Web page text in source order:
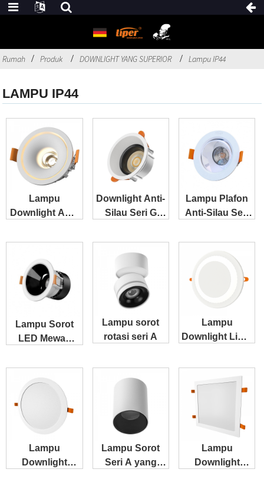
Rumah Produk DOWNLIGHT YANG SUPERIOR Lampu IP44
LAMPU IP44
Lampu
Downlight Anti-
G dengan
Samping
Downlight Anti-
Silau Seri G
Pertama
Lampu Plafon
Anti-Silau Seri
Lampu Sorot
LED Mewah
Lampu sorot
rotasi seri A
Lampu
Downlight Liper
Lampu
Downlight
Lampu Sorot
Seri A yang
Lampu
Downlight